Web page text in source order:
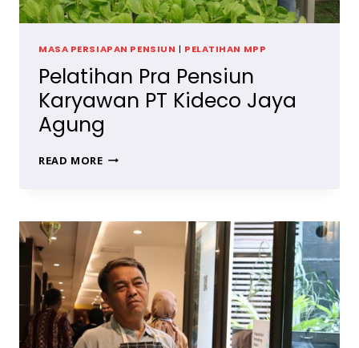
MASA PERSIAPAN PENSIUN | PELATIHAN MPP
Pelatihan Pra Pensiun
Karyawan PT Kideco Jaya
Agung
READ MOREPELATIHAN
PT
KIDECO
JAYA
AGUNG